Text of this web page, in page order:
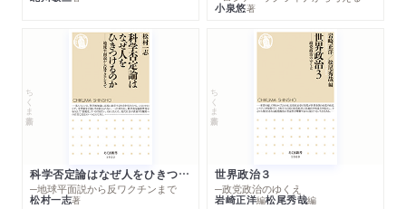
小泉悠著
ちくま新書
科学否定論はなぜ人をひきつけるのか
─地球平面説から反ワクチンまで
松村一志著
ちくま新書
世界政治３
─政党政治のゆくえ
岩崎正洋編松尾秀哉編